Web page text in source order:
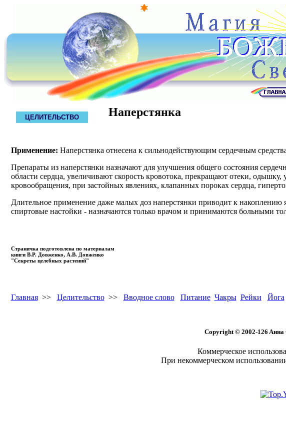
ЦЕЛИТЕЛЬСТВО Наперстянка
Применение: Наперстянка отнесена к сильнодействующим сердечным
Препараты из наперстянки назначают для улучшения общего состояния
области сердца, увеличивают скорость кровотока, прекращают отеки,
кровообращения, при застойных явлениях, клапанных пороках сердца,
Длительное применение даже малых доз наперстянки приводит к
спиртовые настойки - назначаются только врачом и принимаются больными
Страничка подготовлена по материалам
книги В.Р. Довженко, А.В. Довженко
"Секреты целебных растений"
Главная>> Целительство>> Вводное слово Питание Чакры Рейки Йога
Copyright © 2002-126
Коммерческое
При некоммерческом